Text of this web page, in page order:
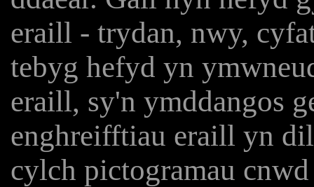
eraill - trydan, nwy,
tebyg hefyd yn
eraill, sy'n ymddangos
enghreifftiau eraill yn
cylch pictogramau